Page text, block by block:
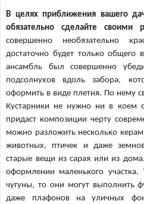
В целях приближения вашего
обязательно сделайте своими
совершенно необязательно
достаточно будет только
ансамбль был совершенно
подсолнухов вдоль забора,
оформить в виде плетня. По нему
Кустарники не нужно ни в коем
придаст композиции черту
можно разложить несколько
животных, птичек и даже
старые вещи из сарая или из
оформлении маленького
чугуны, то они могут выполнить
даже плафонов на уличных